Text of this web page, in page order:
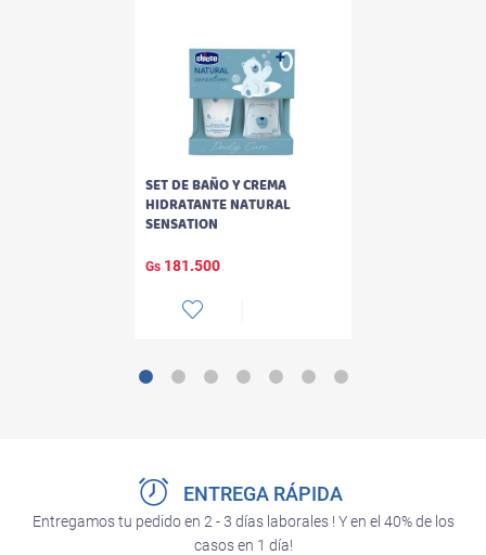
SET DE BAÑO Y CREMA
HIDRATANTE NATURAL
SENSATION
Gs 181.500
ENTREGA RÁPIDA
Entregamos tu pedido en 2 - 3 días laborales ! Y en el 40% de los
casos en 1 día!